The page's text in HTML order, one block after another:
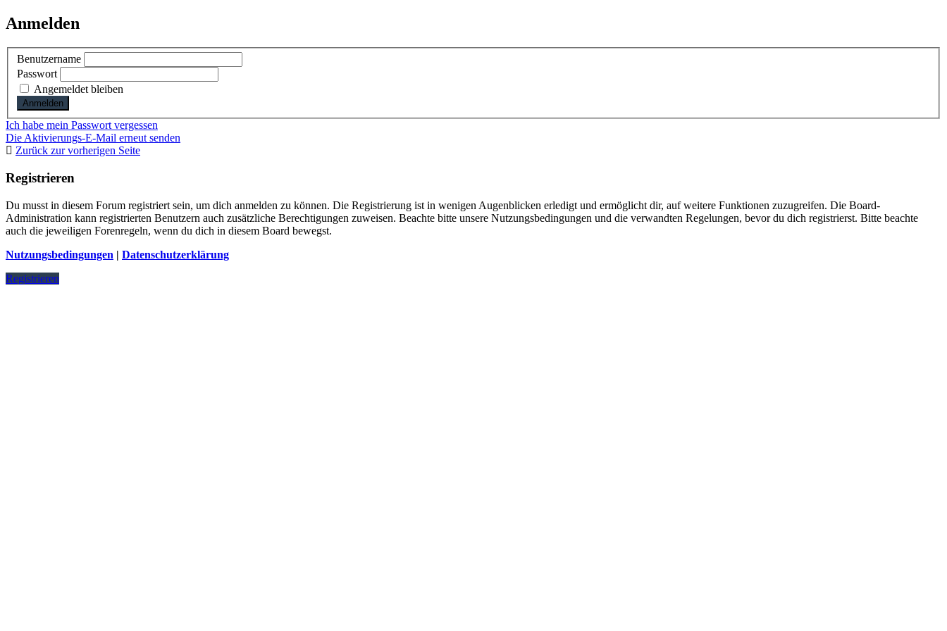
Anmelden
Benutzername
Passwort
Angemeldet bleiben
Ich habe mein Passwort vergessen
Die Aktivierungs-E-Mail erneut senden
Zurück zur vorherigen Seite
Registrieren
Du musst in diesem Forum registriert sein, um dich anmelden zu können. Die Registrierung ist in wenigen Augenblicken erledigt und ermöglicht dir, auf weitere Funktionen zuzugreifen. Die Board-
Administration kann registrierten Benutzern auch zusätzliche Berechtigungen zuweisen. Beachte bitte unsere Nutzungsbedingungen und die verwandten Regelungen, bevor du dich registrierst. Bitte beachte
auch die jeweiligen Forenregeln, wenn du dich in diesem Board bewegst.
Nutzungsbedingungen | Datenschutzerklärung
Registrieren